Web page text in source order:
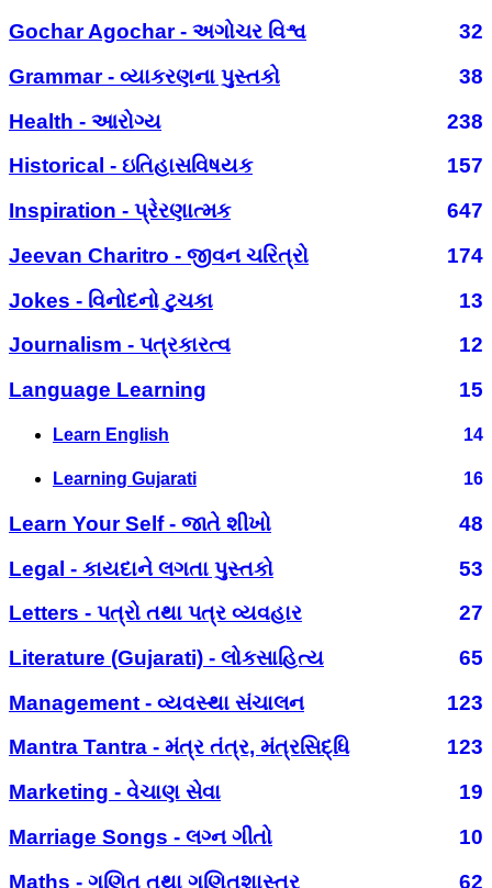
Gochar Agochar - અગોચર વિશ્વ
32
Grammar - વ્યાકરણના પુસ્તકો
38
Health - આરોગ્ય
238
Historical - ઇતિહાસવિષયક
157
Inspiration - પ્રેરણાત્મક
647
Jeevan Charitro - જીવન ચરિત્રો
174
Jokes - વિનોદનો ટુચકા
13
Journalism - પત્રકારત્વ
12
Language Learning
15
Learn English 14
Learning Gujarati 16
Learn Your Self - જાતે શીખો
48
Legal - કાયદાને લગતા પુસ્તકો
53
Letters - પત્રો તથા પત્ર વ્યવહાર
27
Literature (Gujarati) - લોકસાહિત્ય
65
Management - વ્યવસ્થા સંચાલન
123
Mantra Tantra - મંત્ર તંત્ર, મંત્રસિદ્ધિ
123
Marketing - વેચાણ સેવા
19
Marriage Songs - લગ્ન ગીતો
10
Maths - ગણિત તથા ગણિતશાસ્ત્ર
62